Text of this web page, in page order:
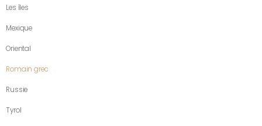
Les îles
Mexique
Oriental
Romain grec
Russie
Tyrol